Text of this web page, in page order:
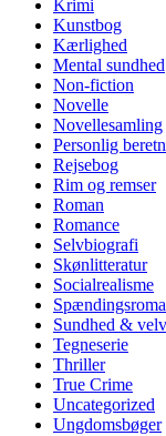
Krimi
Kunstbog
Kærlighed
Mental sundhed
Non-fiction
Novelle
Novellesamling
Personlig
Rejsebog
Rim og remser
Roman
Romance
Selvbiografi
Skønlitteratur
Socialrealisme
Sundhed &
Tegneserie
Thriller
True Crime
Uncategorized
Ungdomsbøger